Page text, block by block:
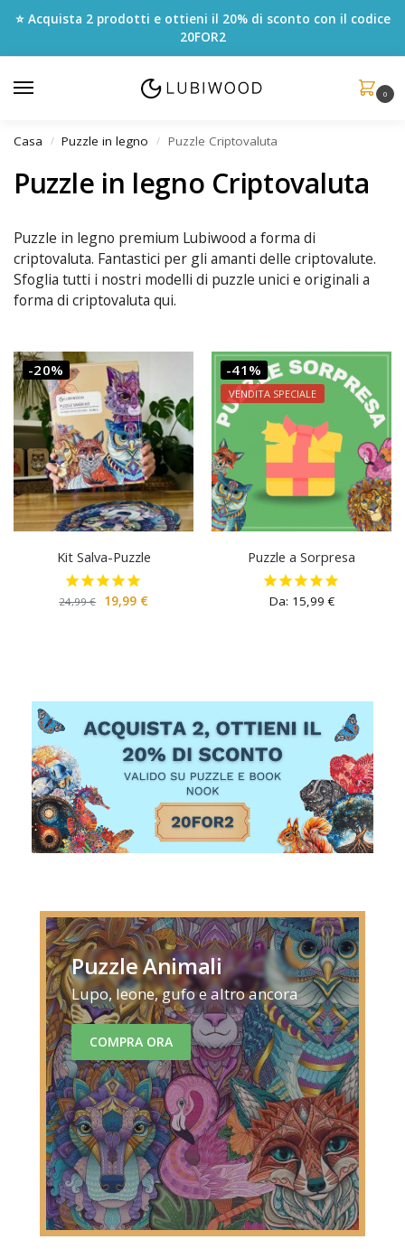
⭐ Acquista 2 prodotti e ottieni il 20% di sconto con il codice
20FOR2
0
Casa / Puzzle in legno / Puzzle Criptovaluta
Puzzle in legno Criptovaluta
Puzzle in legno premium Lubiwood a forma di
criptovaluta. Fantastici per gli amanti delle criptovalute.
Sfoglia tutti i nostri modelli di puzzle unici e originali a
forma di criptovaluta qui.
-20%
Kit Salva-Puzzle
24,99€ 19,99 €
-41%
VENDITA SPECIALE
Puzzle a Sorpresa
Da: 15,99€
Puzzle Animali
Lupo, leone, gufo e altro ancora
COMPRA ORA